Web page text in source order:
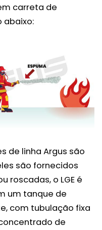
carreta de
abaixo:
de linha Argus são
são fornecidos
roscadas, o LGE é
um tanque de
com tubulação fixa
de